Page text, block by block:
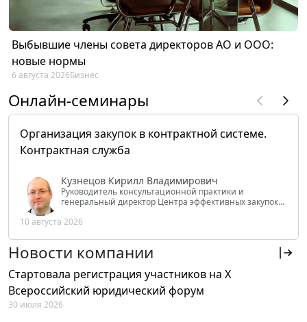
Выбывшие члены совета директоров АО и ООО:
новые нормы
6 августа 2026Бизнес
Онлайн-семинары
Организация закупок в контрактной системе.
Контрактная служба
Кузнецов Кирилл Владимирович
Руководитель консультационной практики и
генеральный директор Центра эффективных закупок
РФ
10 августа 2026
Новости компании
Стартовала регистрация участников на X
Всероссийский юридический форум
30 июля 2026